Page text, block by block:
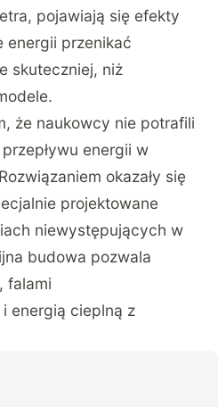
pojawiają się efekty
energii przenikać
skuteczniej, niż
że naukowcy nie potrafili
energii w
okazały się
projektowane
niewystępujących w
budowa pozwala
falami
energią cieplną z